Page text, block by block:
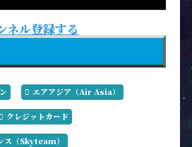
ル登録する
エアアジア（Air Asia）
クレジットカード
ス（Skyteam）